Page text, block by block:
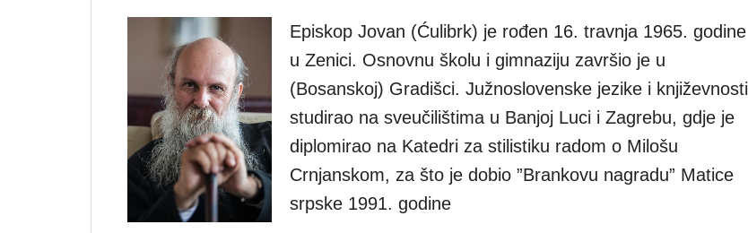
Episkop Jovan (Ćulibrk) je rođen 16. travnja 1965. godine
u Zenici. Osnovnu školu i gimnaziju završio je u
(Bosanskoj) Gradišci. Južnoslovenske jezike i književnosti
studirao na sveučilištima u Banjoj Luci i Zagrebu, gdje je
diplomirao na Katedri za stilistiku radom o Milošu
Crnjanskom, za što je dobio ”Brankovu nagradu” Matice
srpske 1991. godine